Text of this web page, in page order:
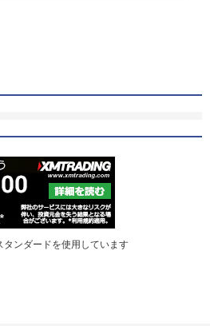
タンダードを使用しています